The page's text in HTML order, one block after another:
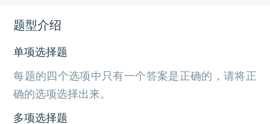
题型介绍
单项选择题
每题的四个选项中只有一个答案是正确的，请将正
确的选项选择出来。
多项选择题